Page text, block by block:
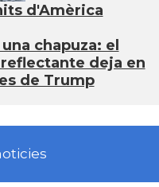
d'Amèrica
chapuza: el
deja en
de Trump